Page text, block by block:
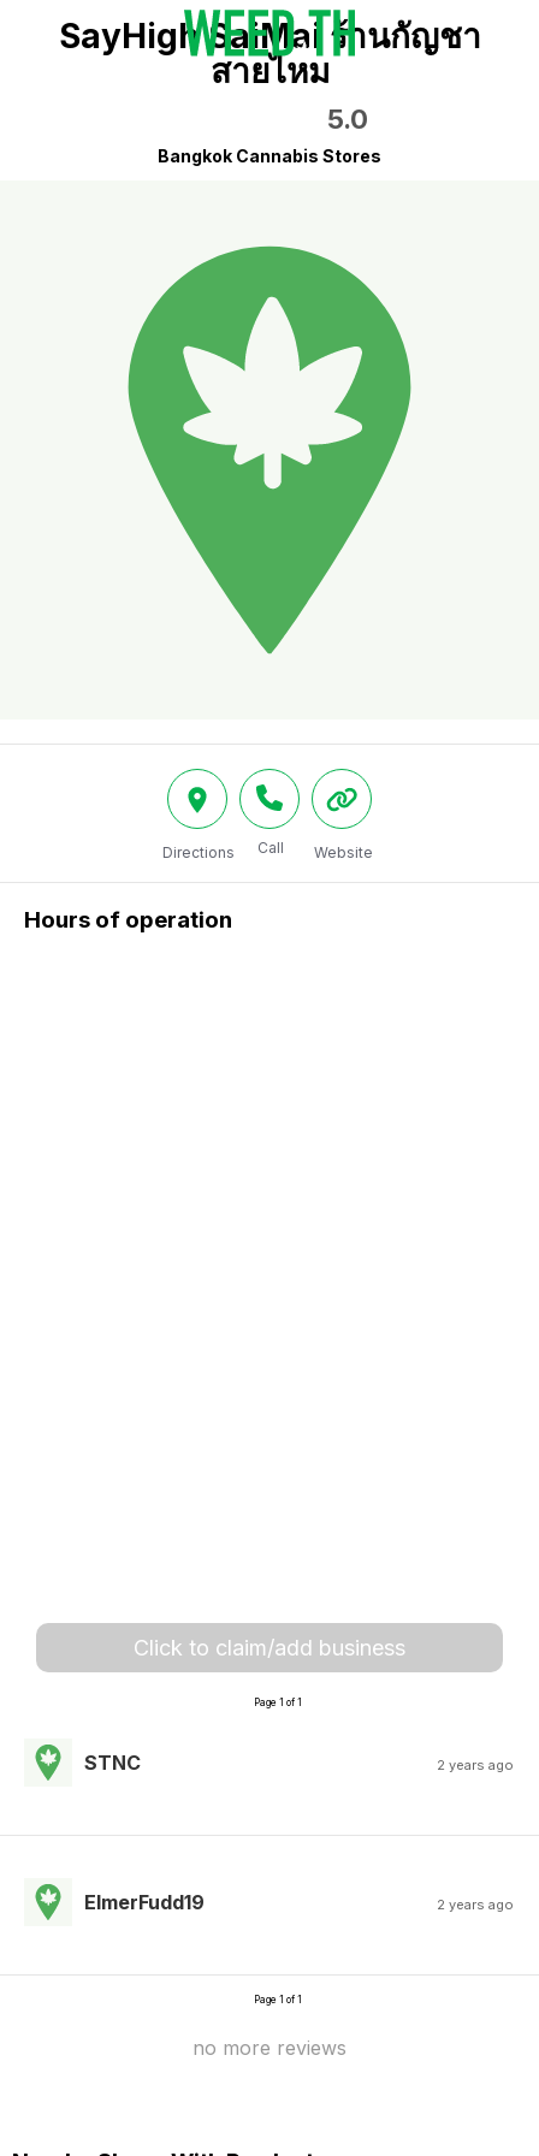
SayHigh SaiMai ร้านกัญชา
สายไหม
5.0
Bangkok Cannabis Stores
Directions Call Website
Hours of operation
Click to claim/add business
Page 1 of 1
STNC 2 years ago
ElmerFudd19 2 years ago
Page 1 of 1
no more reviews